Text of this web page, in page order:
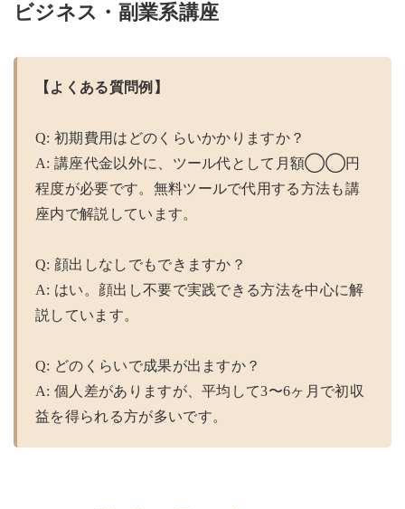
ビジネス・副業系講座
【よくある質問例】
Q: 初期費用はどのくらいかかりますか？
A: 講座代金以外に、ツール代として月額◯◯円
程度が必要です。無料ツールで代用する方法も講
座内で解説しています。
Q: 顔出しなしでもできますか？
A: はい。顔出し不要で実践できる方法を中心に解
説しています。
Q: どのくらいで成果が出ますか？
A: 個人差がありますが、平均して3〜6ヶ月で初収
益を得られる方が多いです。